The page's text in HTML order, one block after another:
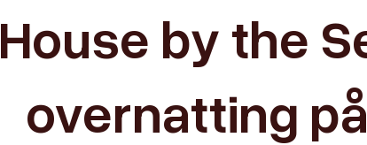
House by the
overnatting